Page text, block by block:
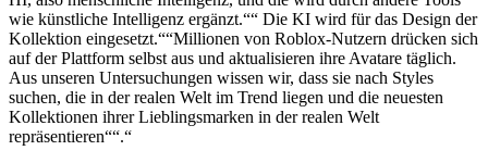
wie künstliche Intelligenz ergänzt.““ Die KI wird für das Design der
Kollektion eingesetzt.““Millionen von Roblox-Nutzern drücken sich
auf der Plattform selbst aus und aktualisieren ihre Avatare täglich.
Aus unseren Untersuchungen wissen wir, dass sie nach Styles
suchen, die in der realen Welt im Trend liegen und die neuesten
Kollektionen ihrer Lieblingsmarken in der realen Welt
repräsentieren““.“